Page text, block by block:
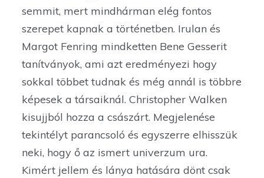
semmit, mert mindhárman elég fontos
szerepet kapnak a történetben. Irulan és
Margot Fenring mindketten Bene Gesserit
tanítványok, ami azt eredményezi hogy
sokkal többet tudnak és még annál is többre
képesek a társaiknál. Christopher Walken
kisujjból hozza a császárt. Megjelenése
tekintélyt parancsoló és egyszerre elhisszük
neki, hogy ő az ismert univerzum ura.
Kimért jellem és lánya hatására dönt csak